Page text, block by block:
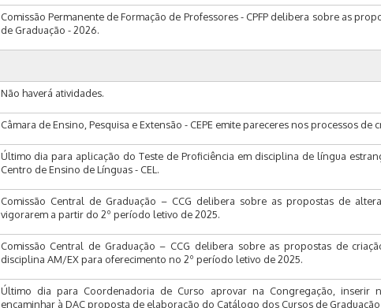
Comissão Permanente de Formação de Professores - CPFP delibera sobre as
de Graduação - 2026.
Não haverá atividades.
Câmara de Ensino, Pesquisa e Extensão - CEPE emite pareceres nos processos
Último dia para aplicação do Teste de Proficiência em disciplina de língua
Centro de Ensino de Línguas - CEL.
Comissão Central de Graduação – CCG delibera sobre as propostas de
vigorarem a partir do 2º período letivo de 2025.
Comissão Central de Graduação – CCG delibera sobre as propostas de
disciplina AM/EX para oferecimento no 2º período letivo de 2025.
Último dia para Coordenadoria de Curso aprovar na Congregação, inserir
encaminhar à DAC proposta de elaboração do Catálogo dos Cursos de